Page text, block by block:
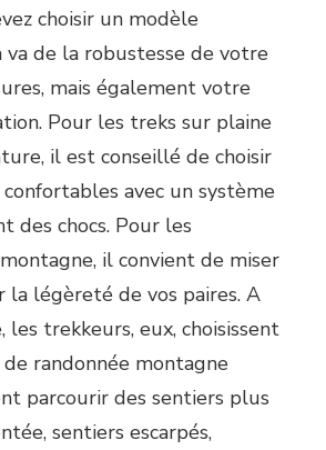
choisir un modèle
va de la robustesse de votre
mais également votre
Pour les treks sur plaine
il est conseillé de choisir
confortables avec un système
des chocs. Pour les
il convient de miser
la légèreté de vos paires. A
les trekkeurs, eux, choisissent
de randonnée montagne
parcourir des sentiers plus
sentiers escarpés,